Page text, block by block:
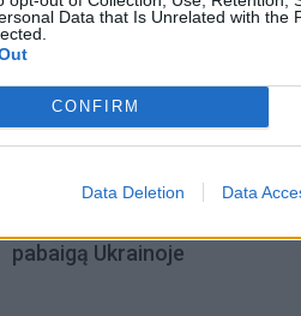
Data that Is Unrelated with the
CONFIRM
Data Deletion Data
pabaigą Ukrainoje